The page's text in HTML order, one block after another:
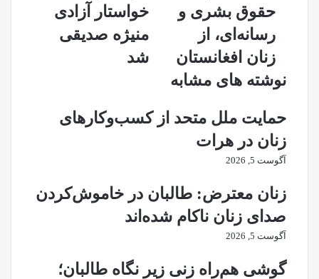
دیگر
خواستار
آزادی
منیژه
صدیقی
خواستار آزادی
منیژه صدیقی
شد
هنری،
حقوق
بشری
رسانه‌ای،
از
افغانستان
حقوق بشری و
رسانه‌ای، از
زنان افغانستان
نوشته های مشابه
حمایت ملل متحد از کسب‌وکارهای
زنان در هرات
آگوست 5, 2026
زنان معترض: طالبان در خاموش‌کردن
صدای زنان ناکام شده‌اند
آگوست 5, 2026
گوشی هم‌راه زنی زیر نگاه طالبان؛